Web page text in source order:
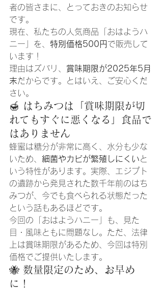
者の皆さまに、とっておきのお知らせ
です。
現在、私たちの人気商品「おはようハ
ニー」を、 特別価格500円で販売して
います！
理由はズバリ、 賞味期限が2025年5月
末だからです。とはいえ、ご安心くだ
さい。
🍯 はちみつは「賞味期限が切
れてもすぐに悪くなる」食品で
はありません
蜂蜜は糖分が非常に高く、水分も少な
いため、 細菌やカビが繁殖しにくいと
いう特性があります。実際、エジプト
の遺跡から発見された数千年前のはち
みつが、今でも食べられる状態だった
という話もあるほどです。
今回の「おはようハニー」も、見た
目・風味ともに問題なし。ただ、法律
上は賞味期限があるため、今回は特別
価格でご提供いたします。
🐝 数量限定のため、お早め
に！